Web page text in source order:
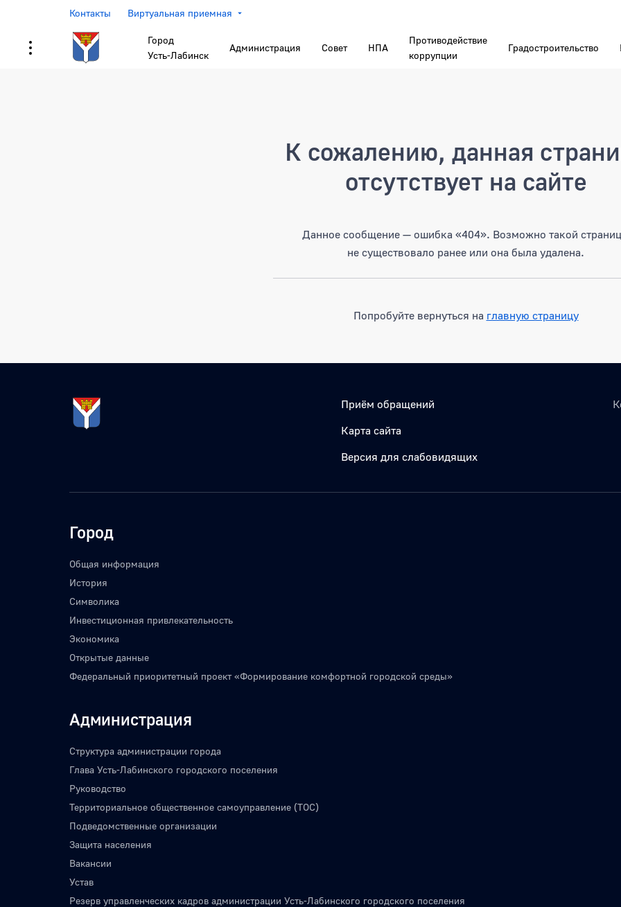
Контакты Виртуальная приемная
Город
Усть-Лабинск
Администрация Совет НПА
Противодействие
коррупции
Градостроительство
К сожалению, данная
отсутствует на сайте
Данное сообщение — ошибка «404». Возможно такой
не существовало ранее или она была удалена.
Попробуйте вернуться на главную страницу
Приём обращений
Карта сайта
Версия для слабовидящих
Город
Общая информация
История
Символика
Инвестиционная привлекательность
Экономика
Открытые данные
Федеральный приоритетный проект «Формирование комфортной городской среды»
Администрация
Структура администрации города
Глава Усть-Лабинского городского поселения
Руководство
Территориальное общественное самоуправление (ТОС)
Подведомственные организации
Защита населения
Вакансии
Устав
Резерв управленческих кадров администрации Усть-Лабинского городского поселения